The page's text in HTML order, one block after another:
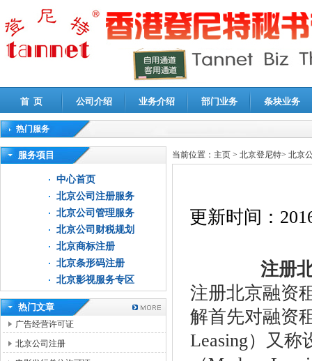
首 页 公司介绍 业务介绍 部门业务 条块业务
热门服务
高新技术企业认定审计|企业所得税汇算清缴申报鉴证
服务项目
中心首页
北京公司注册服务
北京公司管理服务
北京公司财税规划
北京商标注册
北京条形码注册
北京影视服务专区
热门文章
广告经营许可证
北京公司注册
当前位置： 主页 > 北京登尼特> 北京
更新时间：
注册
注册北京融资
解首先对融资
Leasing）又称